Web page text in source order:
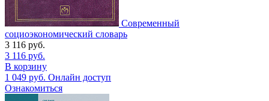
Современный
социоэкономический словарь
3 116 руб.
3 116 руб.
В корзину
1 049 руб. Онлайн доступ
Ознакомиться